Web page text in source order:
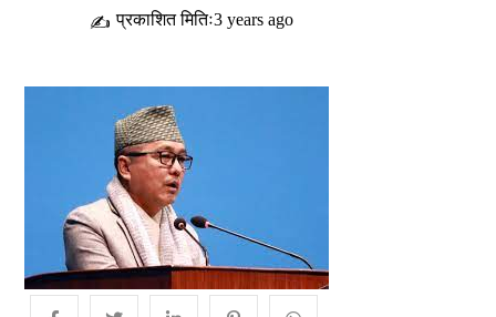
✍ प्रकाशित मितिः3 years ago